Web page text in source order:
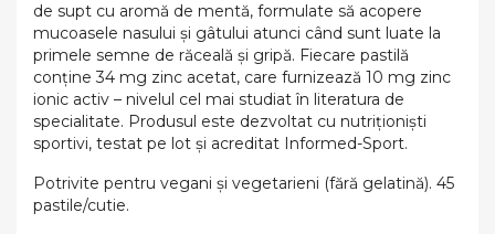
de supt cu aromă de mentă, formulate să acopere
mucoasele nasului și gâtului atunci când sunt luate la
primele semne de răceală și gripă. Fiecare pastilă
conține 34 mg zinc acetat, care furnizează 10 mg zinc
ionic activ – nivelul cel mai studiat în literatura de
specialitate. Produsul este dezvoltat cu nutriționiști
sportivi, testat pe lot și acreditat Informed-Sport.
Potrivite pentru vegani și vegetarieni (fără gelatină). 45
pastile/cutie.